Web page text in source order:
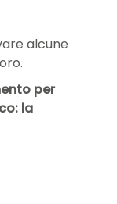
alcune
per
la